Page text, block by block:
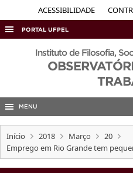
ACESSIBILIDADE
PORTAL UFPEL
ACESSO À INFORMAÇÃO
AUDITORIA
CONCURSOS
INTERNACIONAL
OUVIDORIA
Instituto de Filosofia,
MENU
Início 2018 Março
20
Emprego em Rio Grande tem